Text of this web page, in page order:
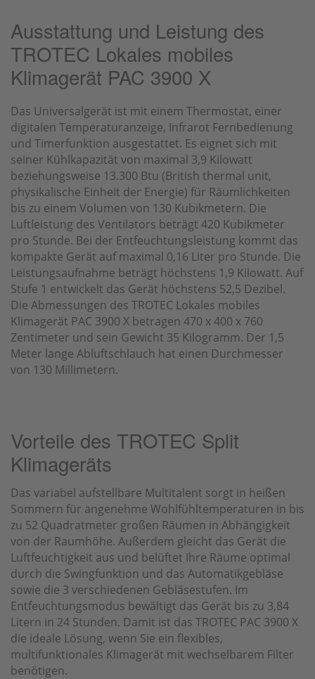
Ausstattung und Leistung des
TROTEC Lokales mobiles
Klimagerät PAC 3900 X
Das Universalgerät ist mit einem Thermostat, einer
digitalen Temperaturanzeige, Infrarot Fernbedienung
und Timerfunktion ausgestattet. Es eignet sich mit
seiner Kühlkapazität von maximal 3,9 Kilowatt
beziehungsweise 13.300 Btu (British thermal unit,
physikalische Einheit der Energie) für Räumlichkeiten
bis zu einem Volumen von 130 Kubikmetern. Die
Luftleistung des Ventilators beträgt 420 Kubikmeter
pro Stunde. Bei der Entfeuchtungsleistung kommt das
kompakte Gerät auf maximal 0,16 Liter pro Stunde. Die
Leistungsaufnahme beträgt höchstens 1,9 Kilowatt. Auf
Stufe 1 entwickelt das Gerät höchstens 52,5 Dezibel.
Die Abmessungen des TROTEC Lokales mobiles
Klimagerät PAC 3900 X betragen 470 x 400 x 760
Zentimeter und sein Gewicht 35 Kilogramm. Der 1,5
Meter lange Abluftschlauch hat einen Durchmesser
von 130 Millimetern.
Vorteile des TROTEC Split
Klimageräts
Das variabel aufstellbare Multitalent sorgt in heißen
Sommern für angenehme Wohlfühltemperaturen in bis
zu 52 Quadratmeter großen Räumen in Abhängigkeit
von der Raumhöhe. Außerdem gleicht das Gerät die
Luftfeuchtigkeit aus und belüftet Ihre Räume optimal
durch die Swingfunktion und das Automatikgebläse
sowie die 3 verschiedenen Gebläsestufen. Im
Entfeuchtungsmodus bewältigt das Gerät bis zu 3,84
Litern in 24 Stunden. Damit ist das TROTEC PAC 3900 X
die ideale Lösung, wenn Sie ein flexibles,
multifunktionales Klimagerät mit wechselbarem Filter
benötigen.